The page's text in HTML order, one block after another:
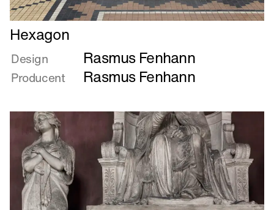
Læs
mere
om
Hexagon
Hexagon
Design Rasmus Fenhann
Producent Rasmus Fenhann